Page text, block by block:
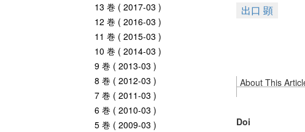
13 巻 ( 2017-03 )
12 巻 ( 2016-03 )
11 巻 ( 2015-03 )
10 巻 ( 2014-03 )
9 巻 ( 2013-03 )
8 巻 ( 2012-03 )
7 巻 ( 2011-03 )
6 巻 ( 2010-03 )
5 巻 ( 2009-03 )
出口 顕
About This
Doi